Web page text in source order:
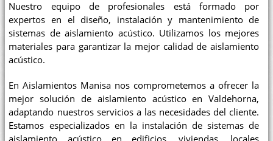
Nuestro equipo de profesionales está formado por
expertos en el diseño, instalación y mantenimiento de
sistemas de aislamiento acústico. Utilizamos los mejores
materiales para garantizar la mejor calidad de aislamiento
acústico.
En Aislamientos Manisa nos comprometemos a ofrecer la
mejor solución de aislamiento acústico en Valdehorna,
adaptando nuestros servicios a las necesidades del cliente.
Estamos especializados en la instalación de sistemas de